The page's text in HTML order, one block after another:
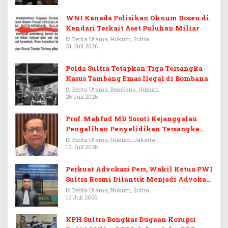
WNI Kanada Polisikan Oknum Dosen di
Kendari Terkait Aset Puluhan Miliar
Di Berita Utama, Hukum, Sultra
31 Juli 2026
Polda Sultra Tetapkan Tiga Tersangka
Kasus Tambang Emas Ilegal di Bombana
Di Berita Utama, Bombana, Hukum
26 Juli 2026
Prof. Mahfud MD Soroti Kejanggalan
Pengalihan Penyelidikan Tersangka
Febrie Adriansyah
Di Berita Utama, Hukum, Jakarta
13 Juli 2026
Perkuat Advokasi Pers, Wakil Ketua PWI
Sultra Resmi Dilantik Menjadi Advokat
PERADI
Di Berita Utama, Hukum, Sultra
12 Juli 2026
KPH Sultra Bongkar Dugaan Korupsi